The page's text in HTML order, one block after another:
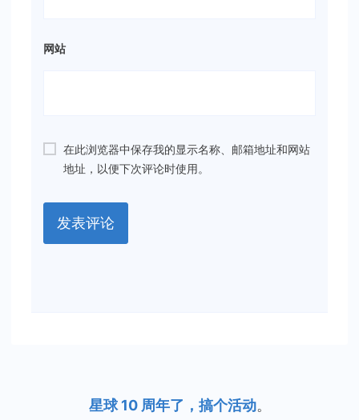
网站
在此浏览器中保存我的显示名称、邮箱地址和网站
地址，以便下次评论时使用。
星球 10 周年了，搞个活动。